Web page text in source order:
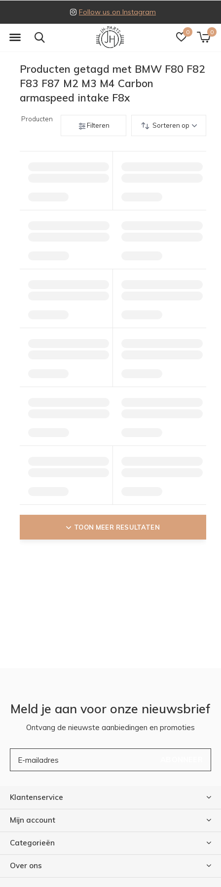
0 0
Follow us on Instagram
Producten getagd met BMW F80 F82
F83 F87 M2 M3 M4 Carbon
armaspeed intake F8x
Producten
Filteren
Sorteren op
TOON MEER RESULTATEN
Meld je aan voor onze nieuwsbrief
Ontvang de nieuwste aanbiedingen en promoties
Klantenservice
Mijn account
Categorieën
Over ons